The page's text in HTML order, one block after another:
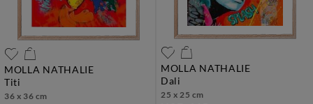
MOLLA NATHALIE
titi
36 x 36 cm
MOLLA NATHALIE
dali
25 x 25 cm